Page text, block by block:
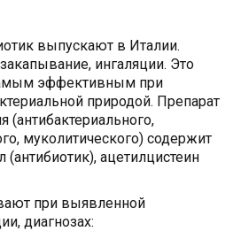
выпускают в Италии.
ингаляции. Это
эффективным при
природой. Препарат
(антибактериального,
муколитического) содержит
ацетилцистеин
при выявленной
диагнозах: